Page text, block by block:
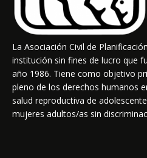
La Asociación Civil de
institución sin fines de lucro que
año 1986. Tiene como objetivo
pleno de los derechos humanos
salud reproductiva de
mujeres adultos/as sin